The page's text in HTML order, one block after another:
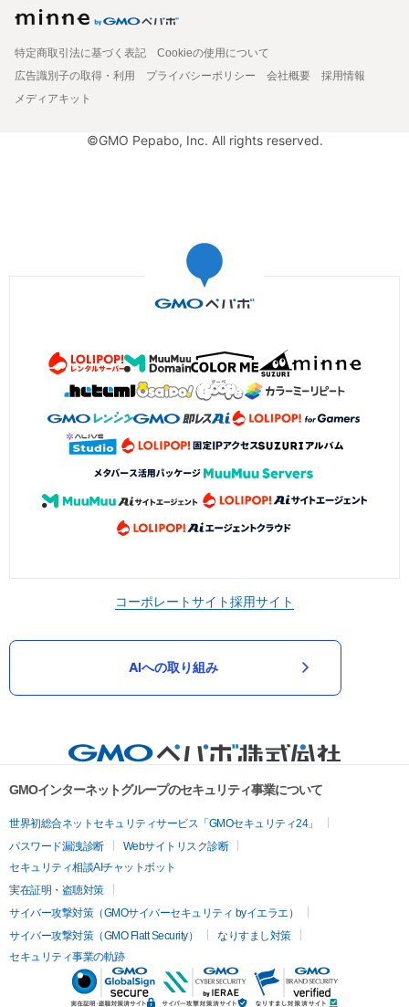
特定商取引法に基づく表記
Cookieの使用について
広告識別子の取得・利用
プライバシーポリシー 会社概要
採用情報
メディアキット
©GMO Pepabo, Inc. All rights reserved.
コーポレートサイト採用サイト
AIへの取り組み
GMOインターネットグループのセキュリティ事業について
世界初総合ネットセキュリティサービス「GMOセキュリティ24」
パスワード漏洩診断
Webサイトリスク診断
セキュリティ相談AIチャットボット
実在証明・盗聴対策
サイバー攻撃対策（GMOサイバーセキュリティ byイエラエ）
サイバー攻撃対策（GMO Flatt Security）
なりすまし対策
セキュリティ事業の軌跡